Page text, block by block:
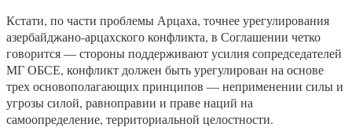
Кстати, по части проблемы Арцаха, точнее урегулирования
азербайджано-арцахского конфликта, в Соглашении четко
говорится — стороны поддерживают усилия сопредседателей
МГ ОБСЕ, конфликт должен быть урегулирован на основе
трех основополагающих принципов — неприменении силы и
угрозы силой, равноправии и праве наций на
самоопределение, территориальной целостности.